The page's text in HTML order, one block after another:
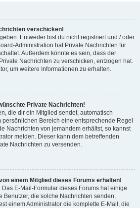
verschicken!
Entweder bist du nicht registriert und / oder
Administration hat Private Nachrichten für
Außerdem könnte es sein, dass der
Nachrichten zu verschicken, entzogen hat.
um weitere Informationen zu erhalten.
Private Nachrichten!
die dir ein Mitglied sendet, automatisch
persönlichen Bereich eine entsprechende Regel
Nachrichten von jemandem erhältst, so kannst
melden. Dieser kann dem betreffenden
Nachrichten zu versenden.
einem Mitglied dieses Forums erhalten!
Das E-Mail-Formular dieses Forums hat einige
Benutzer, die solche Nachrichten senden,
einem Administrator die komplette E-Mail, die